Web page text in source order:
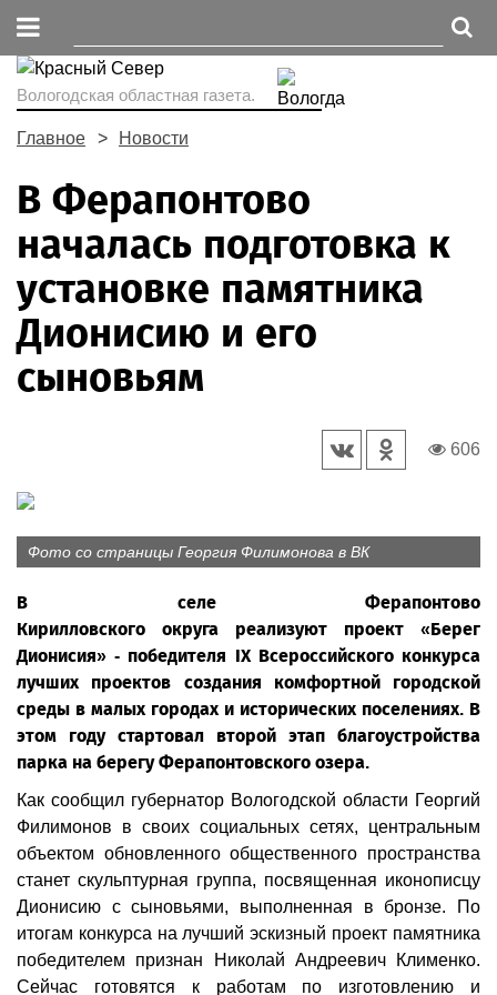
Вологодская областная газета.
Главное Новости
В Ферапонтово
началась подготовка к
установке памятника
Дионисию и его
сыновьям
606
Фото со страницы Георгия Филимонова в ВК
В селе Ферапонтово
Кирилловского округа реализуют проект «Берег
Дионисия» - победителя IX Всероссийского конкурса
лучших проектов создания комфортной городской
среды в малых городах и исторических поселениях. В
этом году стартовал второй этап благоустройства
парка на берегу Ферапонтовского озера.
Как сообщил губернатор Вологодской области Георгий
Филимонов в своих социальных сетях, центральным
объектом обновленного общественного пространства
станет скульптурная группа, посвященная иконописцу
Дионисию с сыновьями, выполненная в бронзе. По
итогам конкурса на лучший эскизный проект памятника
победителем признан Николай Андреевич Клименко.
Сейчас готовятся к работам по изготовлению и